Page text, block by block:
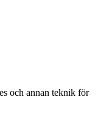
och annan teknik för